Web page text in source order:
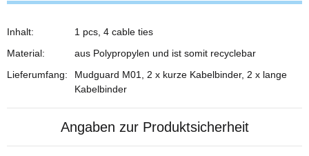
Inhalt:
1 pcs, 4 cable ties
Material:
aus Polypropylen und ist somit recyclebar
Lieferumfang:
Mudguard M01, 2 x kurze Kabelbinder, 2 x lange
Kabelbinder
Angaben zur Produktsicherheit